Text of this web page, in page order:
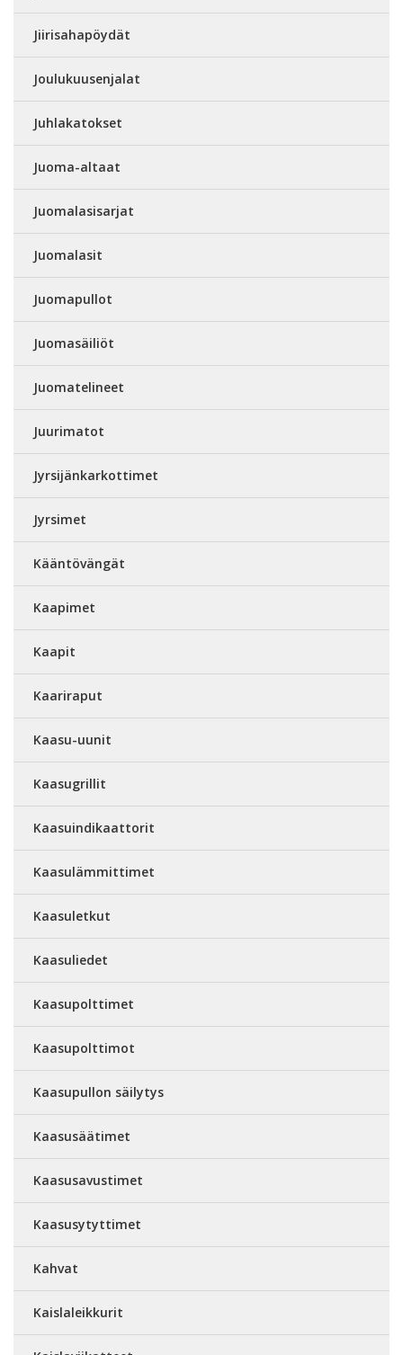
Jiirisahapöydät
Joulukuusenjalat
Juhlakatokset
Juoma-altaat
Juomalasisarjat
Juomalasit
Juomapullot
Juomasäiliöt
Juomatelineet
Juurimatot
Jyrsijänkarkottimet
Jyrsimet
Kääntövängät
Kaapimet
Kaapit
Kaariraput
Kaasu-uunit
Kaasugrillit
Kaasuindikaattorit
Kaasulämmittimet
Kaasuletkut
Kaasuliedet
Kaasupolttimet
Kaasupolttimot
Kaasupullon säilytys
Kaasusäätimet
Kaasusavustimet
Kaasusytyttimet
Kahvat
Kaislaleikkurit